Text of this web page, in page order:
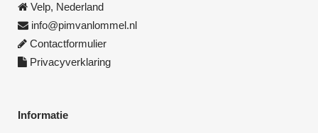
Velp, Nederland
info@pimvanlommel.nl
Contactformulier
Privacyverklaring
Informatie